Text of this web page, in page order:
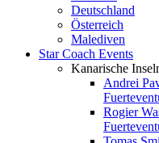
Deutschland
Österreich
Malediven
Star Coach Events
Kanarische
Andrei
Rogier